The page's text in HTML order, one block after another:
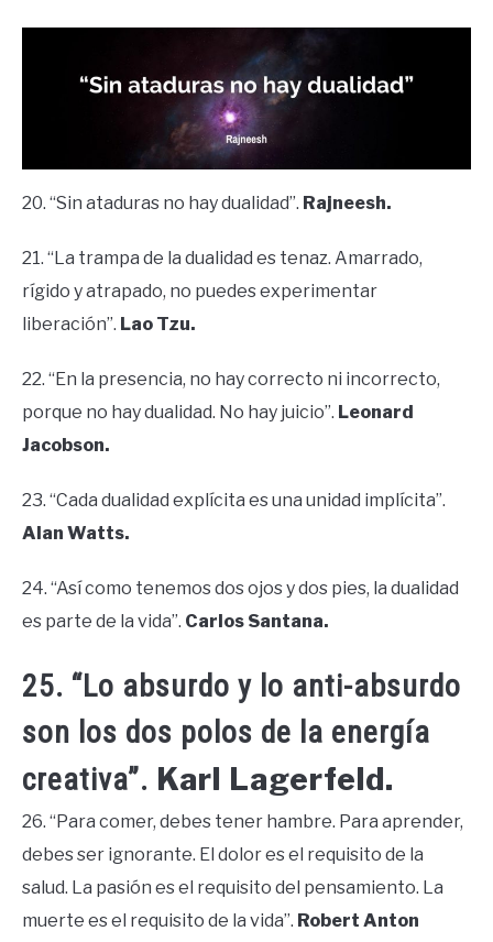
20. “Sin ataduras no hay dualidad”. Rajneesh.
21. “La trampa de la dualidad es tenaz. Amarrado,
rígido y atrapado, no puedes experimentar
liberación”. Lao Tzu.
22. “En la presencia, no hay correcto ni incorrecto,
porque no hay dualidad. No hay juicio”. Leonard
Jacobson.
23. “Cada dualidad explícita es una unidad implícita”.
Alan Watts.
24. “Así como tenemos dos ojos y dos pies, la dualidad
es parte de la vida”. Carlos Santana.
25. “Lo absurdo y lo anti-absurdo
son los dos polos de la energía
creativa”. Karl Lagerfeld.
26. “Para comer, debes tener hambre. Para aprender,
debes ser ignorante. El dolor es el requisito de la
salud. La pasión es el requisito del pensamiento. La
muerte es el requisito de la vida”. Robert Anton